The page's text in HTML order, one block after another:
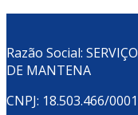
Razão Social:
DE MANTENA
CNPJ: 18.503.466/